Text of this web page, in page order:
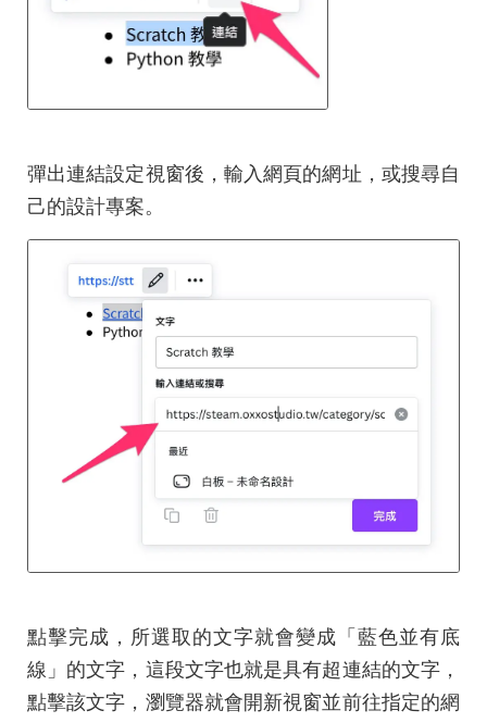
彈出連結設定視窗後，輸入網頁的網址，或搜尋自
己的設計專案。
點擊完成，所選取的文字就會變成「藍色並有底
線」的文字，這段文字也就是具有超連結的文字，
點擊該文字，瀏覽器就會開新視窗並前往指定的網